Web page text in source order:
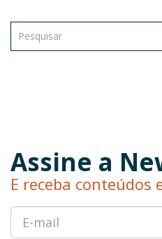
Assine a
E receba conteúdos